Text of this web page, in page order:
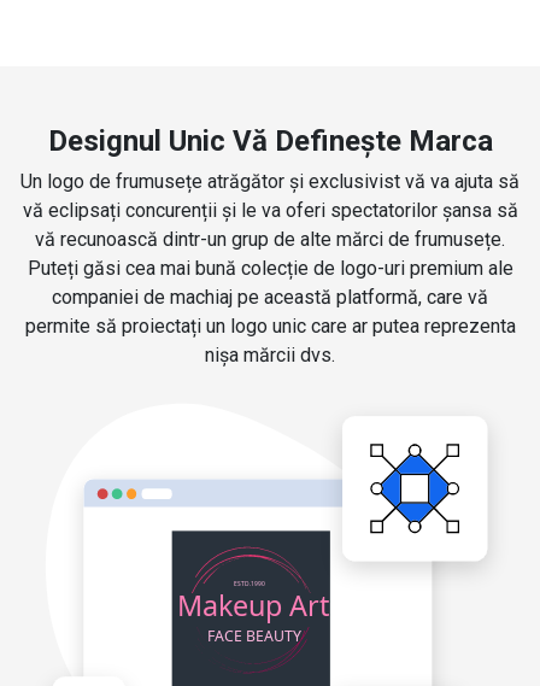
Designul Unic Vă Definește Marca
Un logo de frumusețe atrăgător și exclusivist vă va ajuta să
vă eclipsați concurenții și le va oferi spectatorilor șansa să
vă recunoască dintr-un grup de alte mărci de frumusețe.
Puteți găsi cea mai bună colecție de logo-uri premium ale
companiei de machiaj pe această platformă, care vă
permite să proiectați un logo unic care ar putea reprezenta
nișa mărcii dvs.